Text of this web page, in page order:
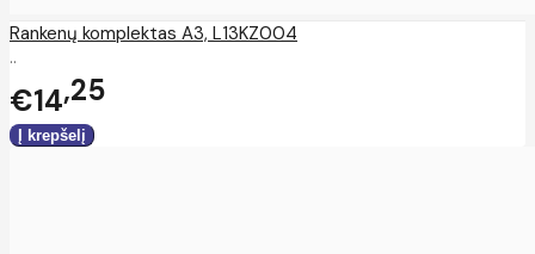
Rankenų komplektas A3, L13KZ004
..
€14 25